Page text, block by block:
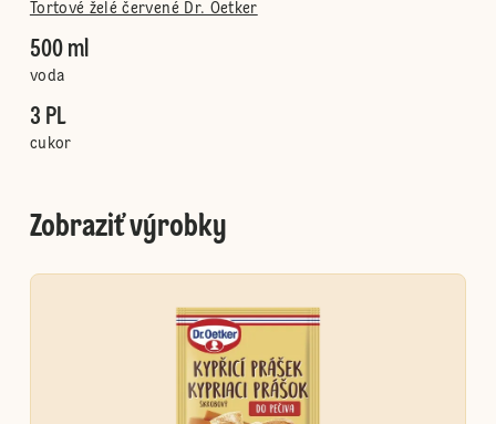
Tortové želé červené Dr. Oetker
500 ml
voda
3 PL
cukor
Zobraziť výrobky